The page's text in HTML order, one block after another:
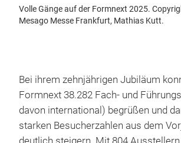
Volle Gänge auf der Formnext 2025.
Mesago Messe Frankfurt, Mathias Kutt.
Bei ihrem zehnjährigen Jubiläum
Formnext 38.282 Fach- und
davon international) begrüßen und
starken Besucherzahlen aus dem